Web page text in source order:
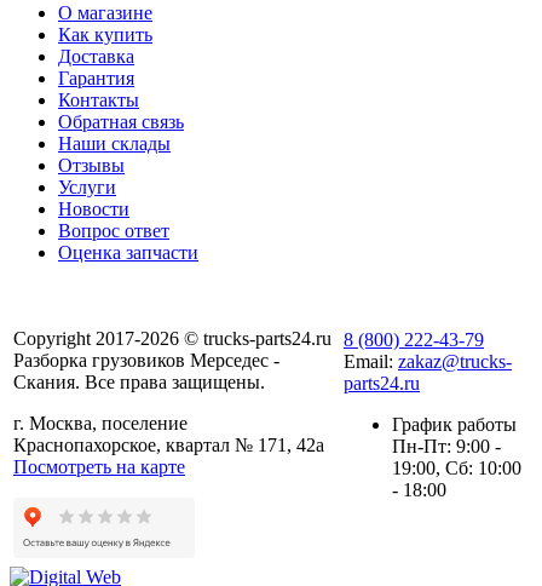
О магазине
Как купить
Доставка
Гарантия
Контакты
Обратная связь
Наши склады
Отзывы
Услуги
Новости
Вопрос ответ
Оценка запчасти
Copyright 2017-2026 © trucks-parts24.ru
Разборка грузовиков Мерседес -
Скания. Все права защищены.
г. Москва, поселение
Краснопахорское, квартал № 171, 42а
Посмотреть на карте
8 (800) 222-43-79
Email: zakaz@trucks-
parts24.ru
График работы
Пн-Пт: 9:00 -
19:00, Сб: 10:00
- 18:00